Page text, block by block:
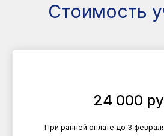
Стоимость
24 000
При ранней оплате до 3